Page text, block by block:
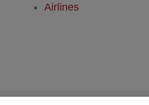
Airlines